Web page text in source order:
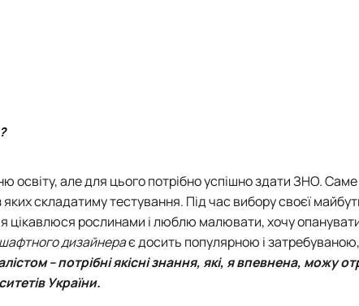
освіту, але для цього потрібно успішно здати ЗНО.
складатиму тестування. Під час вибору своєї
цікавлюся рослинами і люблю малювати, хочу
дизайнерає досить популярною і затребуваною,
– потрібні якісні знання, які, я впевнена, можу
України.